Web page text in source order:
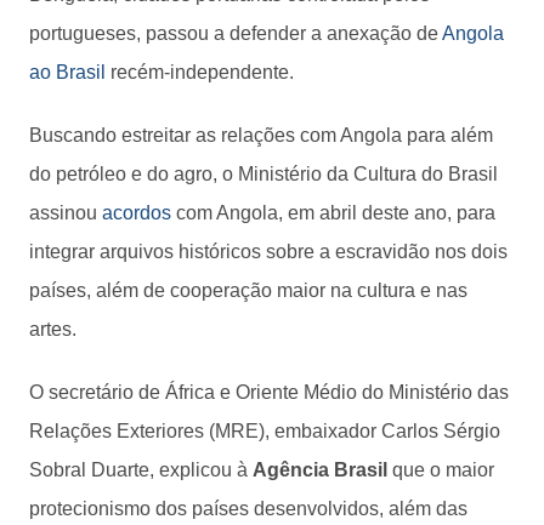
portugueses, passou a defender a anexação deAngola
ao Brasil recém-independente.
Buscando estreitar as relações com Angola para além
do petróleo e do agro, o Ministério da Cultura do Brasil
assinou acordos com Angola, em abril deste ano, para
integrar arquivos históricos sobre a escravidão nos dois
países, além de cooperação maior na cultura e nas
artes.
O secretário de África e Oriente Médio do Ministério das
Relações Exteriores (MRE), embaixador Carlos Sérgio
Sobral Duarte, explicou à Agência Brasil que o maior
protecionismo dos países desenvolvidos, além das